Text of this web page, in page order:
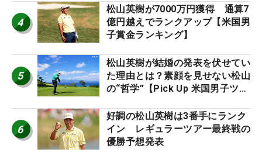
4
松山英樹が7000万円獲得 通算7
億円越えでランクアップ【米国男
子賞金ランキング】
5
松山英樹が結婚の発表を伏せてい
た理由とは？素顔を見せない松山
の“哲学”【Pick Up 米国男子ツア
6
好調の松山英樹は3番手にランク
イン レギュラーツアー最終戦の
優勝予想発表